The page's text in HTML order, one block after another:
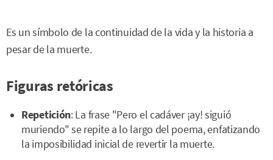
Es un símbolo de la continuidad de la vida y la historia a
pesar de la muerte.
Figuras retóricas
Repetición: La frase "Pero el cadáver ¡ay! siguió
muriendo" se repite a lo largo del poema, enfatizando
la imposibilidad inicial de revertir la muerte.